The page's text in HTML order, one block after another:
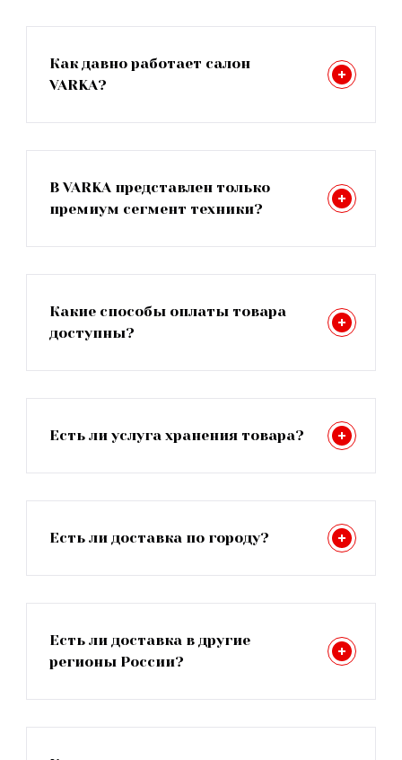
Как давно работает салон
VARKA?
В VARKA представлен только
премиум сегмент техники?
Какие способы оплаты товара
доступны?
Есть ли услуга хранения товара?
Есть ли доставка по городу?
Есть ли доставка в другие
регионы России?